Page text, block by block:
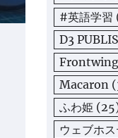
#英語学習
D3
Frontwing
Macaron
ふわ姫
ウェブホ